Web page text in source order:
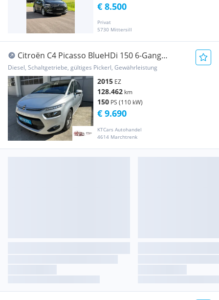
Privat
5730 Mittersill
€ 8.500
Citroën C4 Picasso BlueHDi 150 6-Gang
Exclusive
Diesel, Schaltgetriebe, gültiges Pickerl, Gewährleistung
2015 EZ
128.462 km
150 PS (110 kW)
KTCars Autohandel
4614 Marchtrenk
€ 9.690